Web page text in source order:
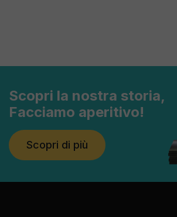
Scopri la nostra storia,
Facciamo aperitivo!
Scopri di più